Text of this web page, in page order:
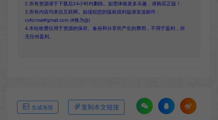
2.所有资源请于下载后24小时内删除。如需体验更多乐趣，请购买正版！
3.所有内容均来自互联网。如侵犯您的版权或利益请发送邮件：
cvformat#gmail.com (#换为@)
4.本站收费仅用于资源的保存、备份和分享所产生的费用，不用于盈利，亦
无任何盈利。
生成海报 复制本文链接